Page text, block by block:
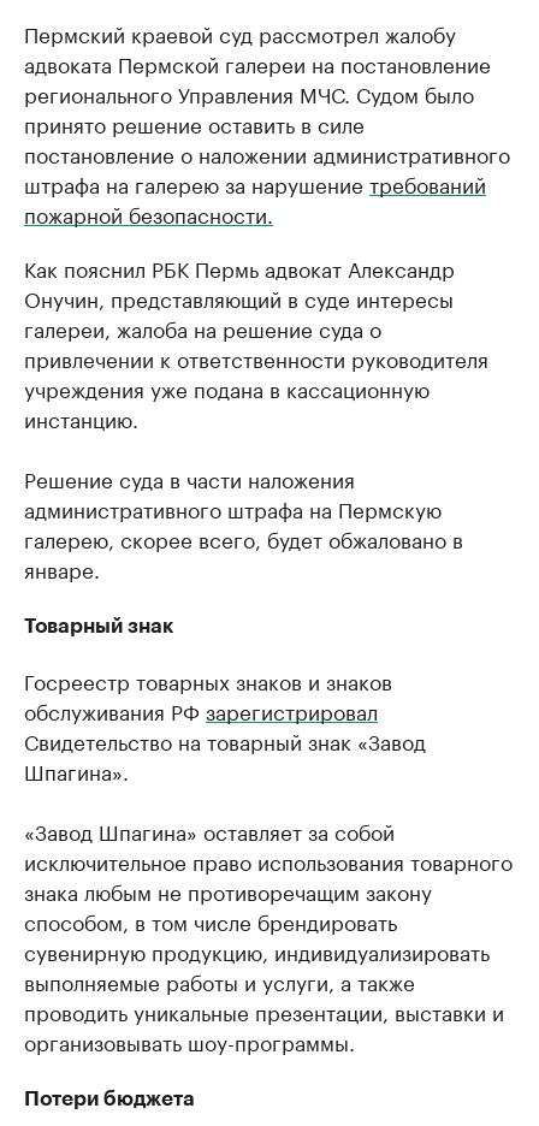
Пермский краевой суд рассмотрел жалобу
адвоката Пермской галереи на постановление
регионального Управления МЧС. Судом было
принято решение оставить в силе
постановление о наложении административного
штрафа на галерею за нарушение требований
пожарной безопасности.
Как пояснил РБК Пермь адвокат Александр
Онучин, представляющий в суде интересы
галереи, жалоба на решение суда о
привлечении к ответственности руководителя
учреждения уже подана в кассационную
инстанцию.
Решение суда в части наложения
административного штрафа на Пермскую
галерею, скорее всего, будет обжаловано в
январе.
Товарный знак
Госреестр товарных знаков и знаков
обслуживания РФ зарегистрировал
Свидетельство на товарный знак «Завод
Шпагина».
«Завод Шпагина» оставляет за собой
исключительное право использования товарного
знака любым не противоречащим закону
способом, в том числе брендировать
сувенирную продукцию, индивидуализировать
выполняемые работы и услуги, а также
проводить уникальные презентации, выставки и
организовывать шоу-программы.
Потери бюджета